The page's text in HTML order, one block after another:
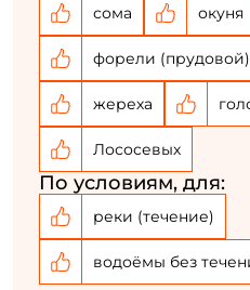
сома окуня
форели (прудовой)
жереха
Лососевых
По условиям, для:
реки (течение)
водоёмы без
У меня уже